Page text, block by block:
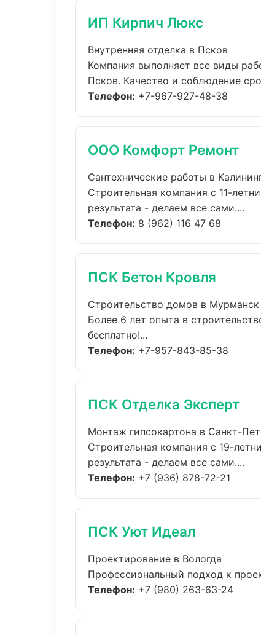
ИП Кирпич Люкс
Внутренняя отделка в Псков
Компания выполняет все виды
Псков. Качество и соблюдение
Телефон: +7-967-927-48-38
ООО Комфорт Ремонт
Сантехнические работы в
Строительная компания с 11-
результата - делаем все сами....
Телефон: 8 (962) 116 47 68
ПСК Бетон Кровля
Строительство домов в Мурманск
Более 6 лет опыта в
бесплатно!...
Телефон: +7-957-843-85-38
ПСК Отделка Эксперт
Монтаж гипсокартона в Санкт-
Строительная компания с 19-
результата - делаем все сами....
Телефон: +7 (936) 878-72-21
ПСК Уют Идеал
Проектирование в Вологда
Профессиональный подход к
Телефон: +7 (980) 263-63-24